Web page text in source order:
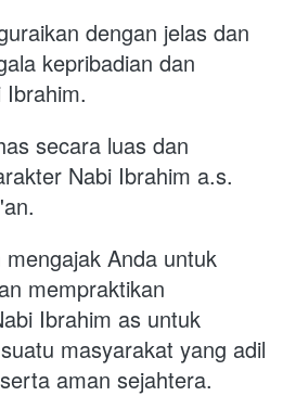
uraikan dengan jelas dan
kepribadian dan
secara luas dan
Nabi Ibrahim a.s.
Anda untuk
mempraktikan
Ibrahim as untuk
masyarakat yang adil
aman sejahtera.